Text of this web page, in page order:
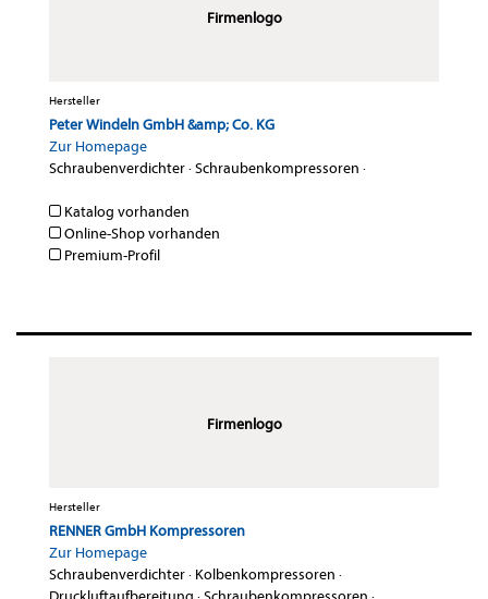
Firmenlogo
Hersteller
Peter Windeln GmbH &amp; Co. KG
Zur Homepage
Schraubenverdichter·Schraubenkompressoren ·
Katalog vorhanden
Online-Shop vorhanden
Premium-Profil
Firmenlogo
Hersteller
RENNER GmbH Kompressoren
Zur Homepage
Schraubenverdichter· Kolbenkompressoren ·